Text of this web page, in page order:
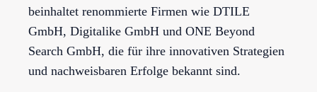
beinhaltet renommierte Firmen wie DTILE
GmbH, Digitalike GmbH und ONE Beyond
Search GmbH, die für ihre innovativen Strategien
und nachweisbaren Erfolge bekannt sind.